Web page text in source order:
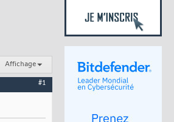
Affichage
#1